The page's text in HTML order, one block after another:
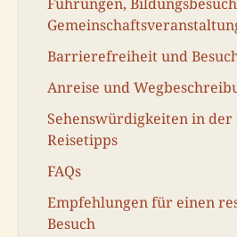
Barrierefreiheit und
Anreise und
Sehenswürdigkeiten in der
Reisetipps
FAQs
Empfehlungen für einen
Besuch